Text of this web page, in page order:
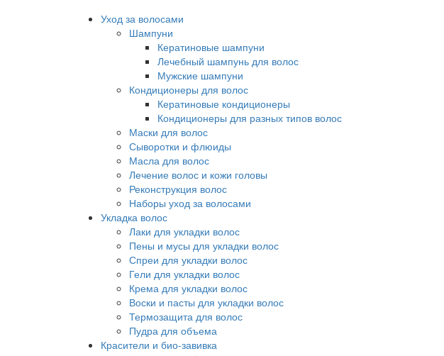
Уход за волосами
Шампуни
Кератиновые шампуни
Лечебный шампунь для волос
Мужские шампуни
Кондиционеры для волос
Кератиновые кондиционеры
Кондиционеры для разных типов волос
Маски для волос
Сыворотки и флюиды
Масла для волос
Лечение волос и кожи головы
Реконструкция волос
Наборы уход за волосами
Укладка волос
Лаки для укладки волос
Пены и мусы для укладки волос
Спреи для укладки волос
Гели для укладки волос
Крема для укладки волос
Воски и пасты для укладки волос
Термозащита для волос
Пудра для объема
Красители и био-завивка